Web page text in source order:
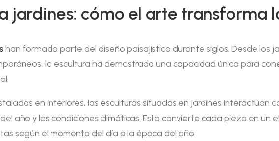
jardines: cómo el arte transforma
han formado parte del diseño paisajístico durante siglos. Desde los
la escultura ha demostrado una capacidad única para
en interiores, las esculturas situadas en jardines interactúan
año y las condiciones climáticas. Esto convierte cada pieza en
según el momento del día o la época del año.